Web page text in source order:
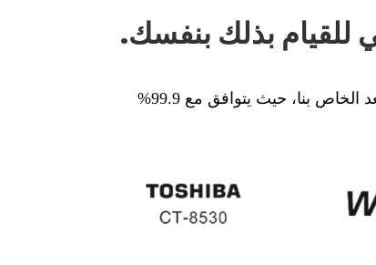
للقيام بذلك بنفسك.
نحن نتعاون مع موردي أجهزة التلفزيون، لذلك لا داعي للقلق بشأن توافق علامتنا التجارية مع جهاز التحكم عن بعد الخاص بنا، حيث يتوافق مع 99.9%